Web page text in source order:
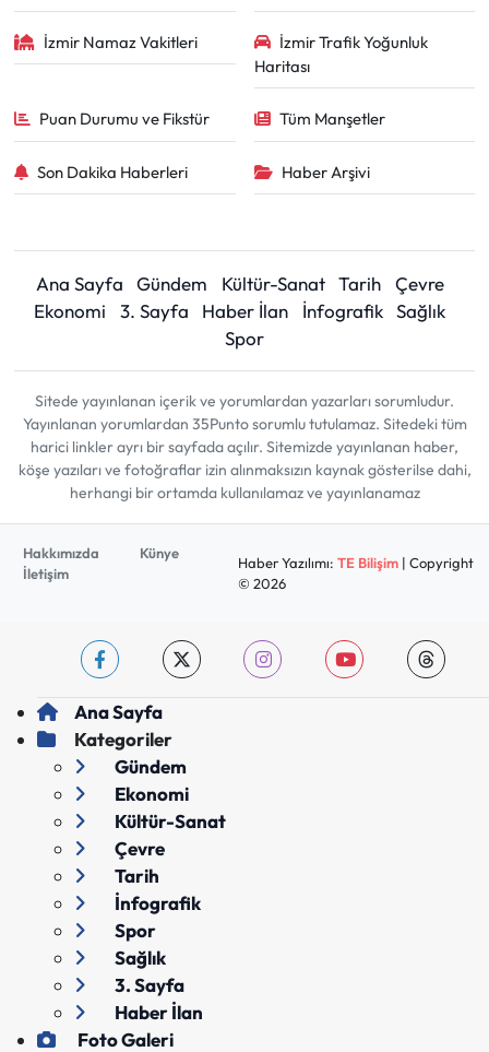
İzmir Namaz Vakitleri
İzmir Trafik Yoğunluk
Haritası
Puan Durumu ve Fikstür Tüm Manşetler
Son Dakika Haberleri Haber Arşivi
Ana Sayfa Gündem Kültür-Sanat Tarih
Çevre
Ekonomi
3. Sayfa Haber İlan İnfografik Sağlık
Spor
Sitede yayınlanan içerik ve yorumlardan yazarları sorumludur.
Yayınlanan yorumlardan 35Punto sorumlu tutulamaz. Sitedeki tüm
harici linkler ayrı bir sayfada açılır. Sitemizde yayınlanan haber,
köşe yazıları ve fotoğraflar izin alınmaksızın kaynak gösterilse dahi,
herhangi bir ortamda kullanılamaz ve yayınlanamaz
Hakkımızda
Künye
İletişim
Haber Yazılımı: TE Bilişim| Copyright
© 2026
Ana Sayfa
Kategoriler
Gündem
Ekonomi
Kültür-Sanat
Çevre
Tarih
İnfografik
Spor
Sağlık
3. Sayfa
Haber İlan
Foto Galeri